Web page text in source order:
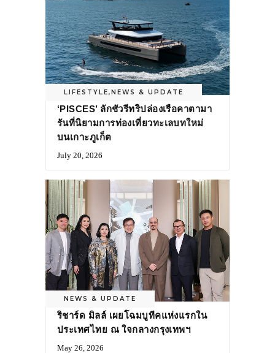
LIFESTYLE, NEWS & UPDATE
‘PISCES’ ลักชัวรีทริปล่องเรือคาตามา
รันที่นิยามการท่องเที่ยวทะเลบทใหม่
บนเกาะภูเก็ต
July 20, 2026
NEWS & UPDATE
ริชาร์ด มิลล์ เผยโฉมบูทีคแห่งแรกใน
ประเทศไทย ณ ใจกลางกรุงเทพฯ
May 26, 2026